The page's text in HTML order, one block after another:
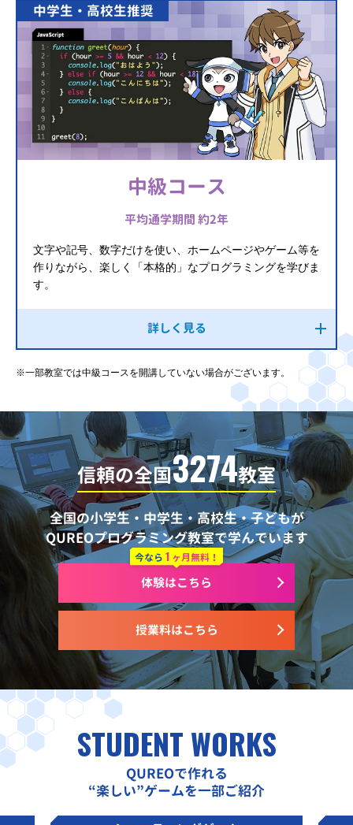
中学生・高校生推奨
中級コース
平均通学期間 約2年
文字や記号、数字だけを使い、ホームページやゲーム等を
作りながら、楽しく「本格的」なプログラミングを学びま
す。
詳しく見る
※一部教室では中級コースを開講していない場合がございます。
信頼の全国3274教室
全国の小学生・中学生・高校生・子どもが
QUREOプログラミング教室で学んでいます
授業料はこちら
今なら 1 ヶ月無料！
体験はこちら
STUDENT WORKS
QUREOで作れる
“楽しい”ゲームを一部ご紹介